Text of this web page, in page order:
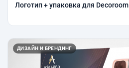
Логотип + упаковка для Decoroom
ДИЗАЙН И БРЕНДИНГ